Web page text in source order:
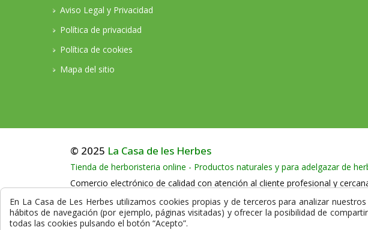
Aviso Legal y Privacidad
Política de privacidad
Política de cookies
Mapa del sitio
© 2025 La Casa de les Herbes
Tienda de herboristeria online - Productos naturales y para adelgazar de
Comercio electrónico de calidad con atención al cliente profesional y
La compra en nuestra herboristería está protegida y utiliza certificado de
datos que se transmiten durante el proceso de compra.
En La Casa de Les Herbes utilizamos cookies propias y de terceros para analizar
hábitos de navegación (por ejemplo, páginas visitadas) y ofrecer la posibilidad de
todas las cookies pulsando el botón “Acepto”.